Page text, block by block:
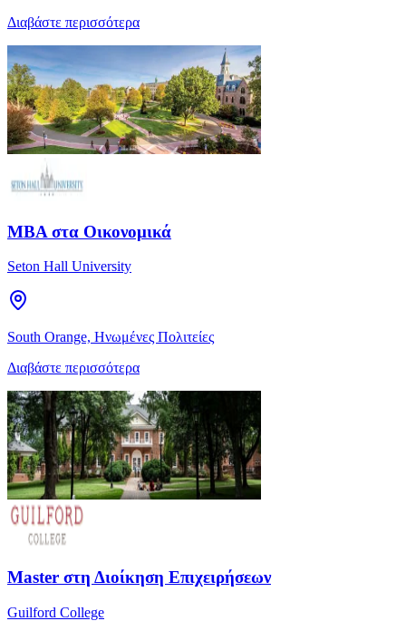
Διαβάστε περισσότερα
MBA στα Οικονομικά
Seton Hall University
South Orange, Ηνωμένες Πολιτείες
Διαβάστε περισσότερα
Master στη Διοίκηση Επιχειρήσεων
Guilford College